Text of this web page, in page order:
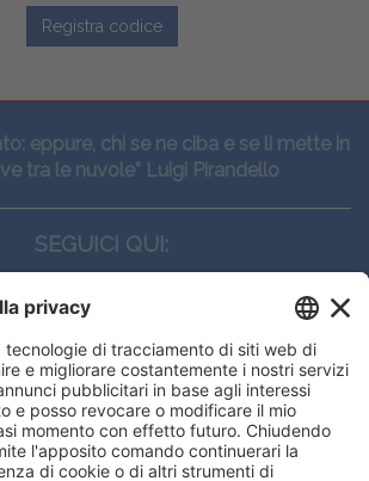
Registra codice
eppure, chi se ne ciba e se li mette in
tra le nuvole” Luigi Pirandello
SEGUICI QUI:
CONTATTI
Edi.Ermes srl
E. Forlanini, 21 - 20134, Milano
(+39)027021121